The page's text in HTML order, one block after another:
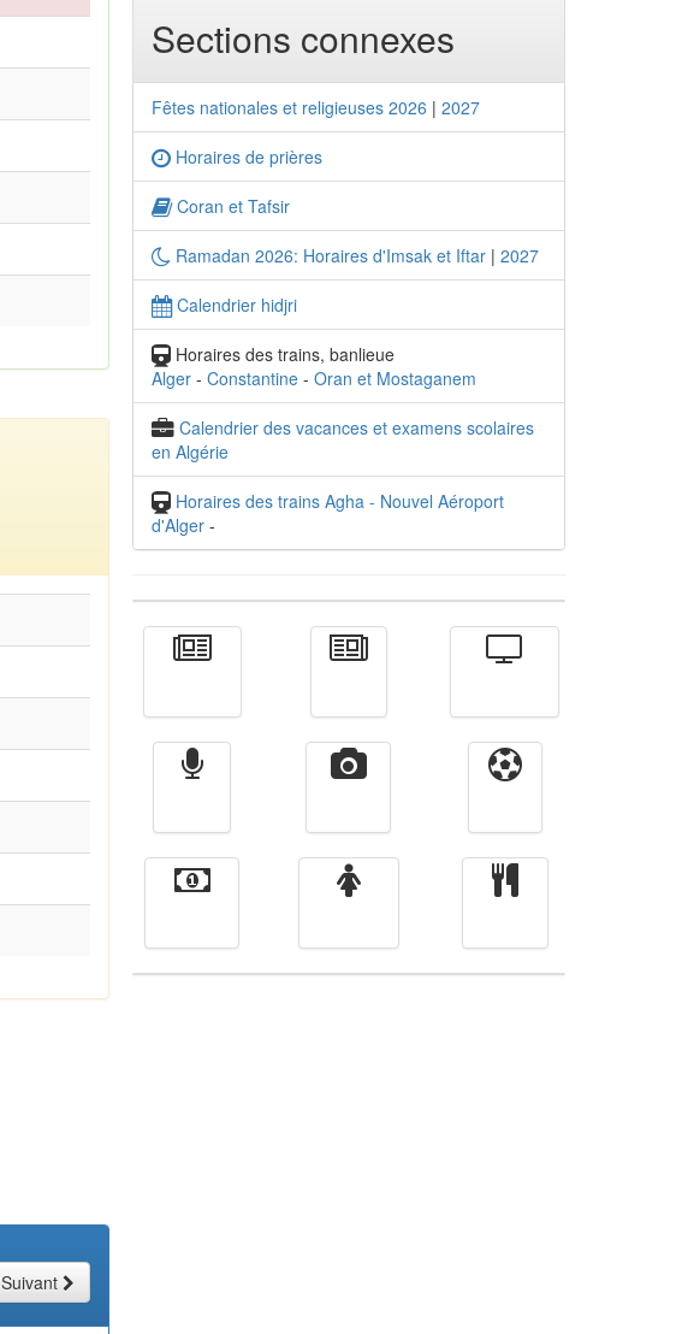
Suivant
Sections connexes
Fêtes nationales et religieuses 2026 | 2027
Horaires de prières
Coran et Tafsir
Ramadan 2026: Horaires d'Imsak et Iftar | 2027
Calendrier hidjri
Horaires des trains, banlieue
Alger - Constantine - Oran et Mostaganem
Calendrier des vacances et examens scolaires
en Algérie
Horaires des trains Agha - Nouvel Aéroport
d'Alger -